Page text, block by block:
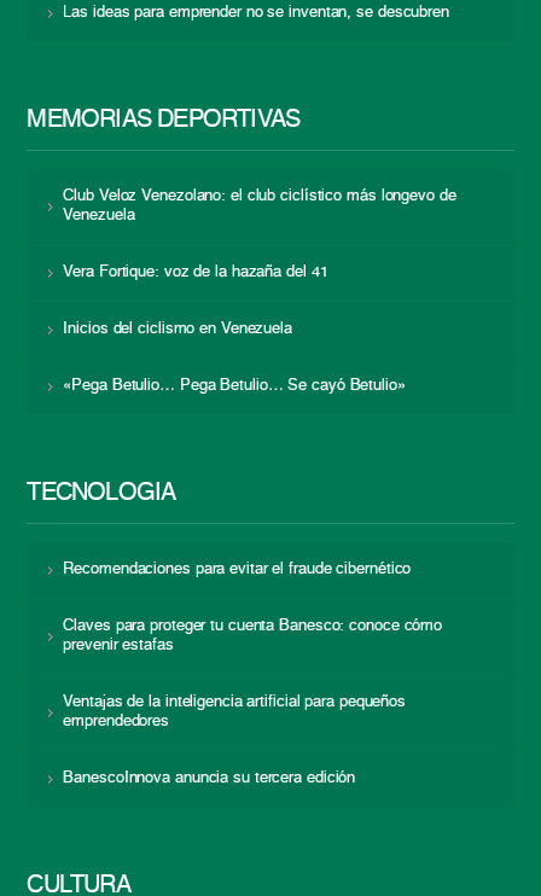
Las ideas para emprender no se inventan, se descubren
MEMORIAS DEPORTIVAS
Club Veloz Venezolano: el club ciclístico más longevo de
Venezuela
Vera Fortique: voz de la hazaña del 41
Inicios del ciclismo en Venezuela
«Pega Betulio… Pega Betulio… Se cayó Betulio»
TECNOLOGÍA
Recomendaciones para evitar el fraude cibernético
Claves para proteger tu cuenta Banesco: conoce cómo
prevenir estafas
Ventajas de la inteligencia artificial para pequeños
emprendedores
BanescoInnova anuncia su tercera edición
CULTURA